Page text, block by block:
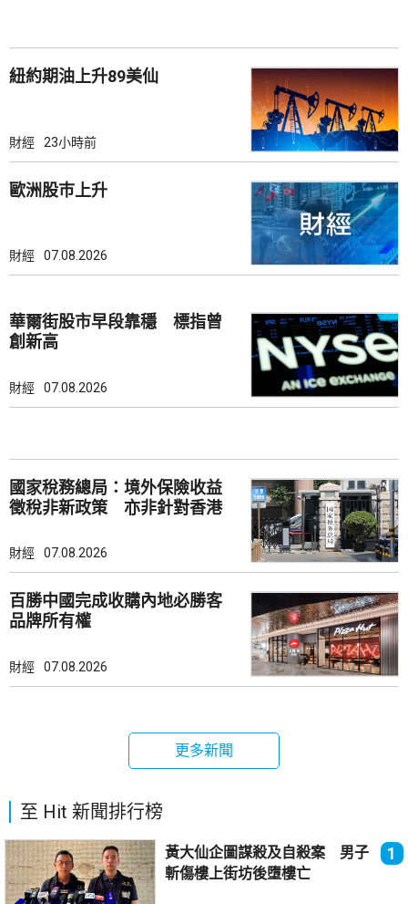
紐約期油上升89美仙
財經 23小時前
歐洲股巿上升
財經 07.08.2026
華爾街股市早段靠穩 標指曾
創新高
財經 07.08.2026
國家稅務總局：境外保險收益
徵稅非新政策 亦非針對香港
財經 07.08.2026
百勝中國完成收購內地必勝客
品牌所有權
財經 07.08.2026
更多新聞
至 Hit 新聞排行榜
黃大仙企圖謀殺及自殺案 男子
斬傷樓上街坊後墮樓亡
1